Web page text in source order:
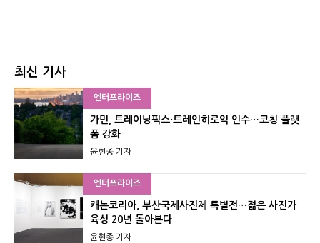
최신 기사
엔터프라이즈
가민, 트레이닝픽스·트레인히로익 인수…코칭 플랫
폼 강화
윤현종 기자
엔터프라이즈
캐논코리아, 부산국제사진제 특별전…젊은 사진가
육성 20년 돌아본다
윤현종 기자